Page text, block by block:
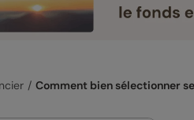
Comment bien sélectionner